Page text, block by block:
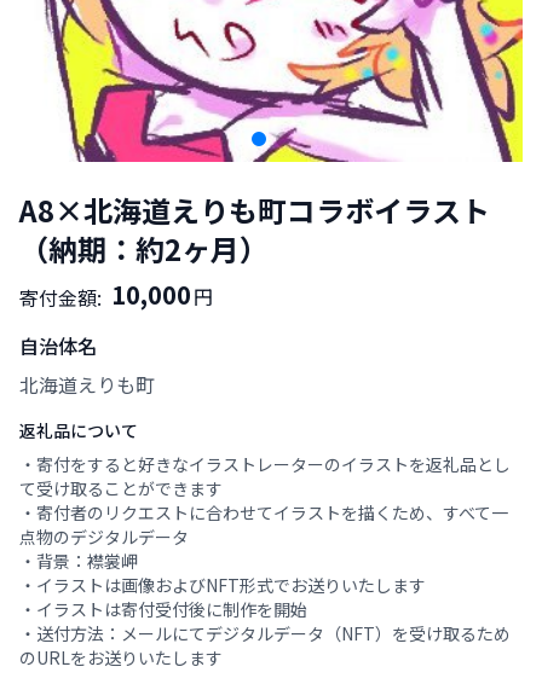
A8×北海道えりも町コラボイラスト
（納期：約2ヶ月）
寄付金額: 10,000円
自治体名
北海道えりも町
返礼品について
・寄付をすると好きなイラストレーターのイラストを返礼品とし
て受け取ることができます
・寄付者のリクエストに合わせてイラストを描くため、すべて一
点物のデジタルデータ
・背景：襟裳岬
・イラストは画像およびNFT形式でお送りいたします
・イラストは寄付受付後に制作を開始
・送付方法：メールにてデジタルデータ（NFT）を受け取るため
のURLをお送りいたします